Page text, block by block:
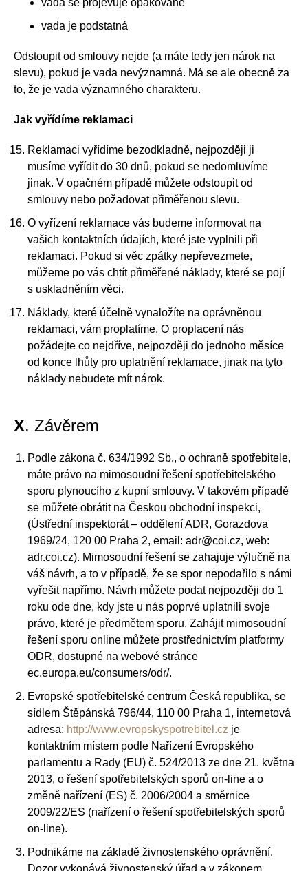
vada se projevuje opakovaně
vada je podstatná
Odstoupit od smlouvy nejde (a máte tedy jen nárok na
slevu), pokud je vada nevýznamná. Má se ale obecně za
to, že je vada významného charakteru.
Jak vyřídíme reklamaci
Reklamaci vyřídíme bezodkladně, nejpozději ji
musíme vyřídit do 30 dnů, pokud se nedomluvíme
jinak. V opačném případě můžete odstoupit od
smlouvy nebo požadovat přiměřenou slevu.
O vyřízení reklamace vás budeme informovat na
vašich kontaktních údajích, které jste vyplnili při
reklamaci. Pokud si věc zpátky nepřevezmete,
můžeme po vás chtít přiměřené náklady, které se pojí
s uskladněním věci.
Náklady, které účelně vynaložíte na oprávněnou
reklamaci, vám proplatíme. O proplacení nás
požádejte co nejdříve, nejpozději do jednoho měsíce
od konce lhůty pro uplatnění reklamace, jinak na tyto
náklady nebudete mít nárok.
X. Závěrem
Podle zákona č. 634/1992 Sb., o ochraně spotřebitele,
máte právo na mimosoudní řešení spotřebitelského
sporu plynoucího z kupní smlouvy. V takovém případě
se můžete obrátit na Českou obchodní inspekci,
(Ústřední inspektorát – oddělení ADR, Gorazdova
1969/24, 120 00 Praha 2, email: adr@coi.cz, web:
adr.coi.cz). Mimosoudní řešení se zahajuje výlučně na
váš návrh, a to v případě, že se spor nepodařilo s námi
vyřešit napřímo. Návrh můžete podat nejpozději do 1
roku ode dne, kdy jste u nás poprvé uplatnili svoje
právo, které je předmětem sporu. Zahájit mimosoudní
řešení sporu online můžete prostřednictvím platformy
ODR, dostupné na webové stránce
ec.europa.eu/consumers/odr/.
Evropské spotřebitelské centrum Česká republika, se
sídlem Štěpánská 796/44, 110 00 Praha 1, internetová
adresa: http://www.evropskyspotrebitel.cz je
kontaktním místem podle Nařízení Evropského
parlamentu a Rady (EU) č. 524/2013 ze dne 21. května
2013, o řešení spotřebitelských sporů on-line a o
změně nařízení (ES) č. 2006/2004 a směrnice
2009/22/ES (nařízení o řešení spotřebitelských sporů
on-line).
Podnikáme na základě živnostenského oprávnění.
Dozor vykonává živnostenský úřad a v zákonem